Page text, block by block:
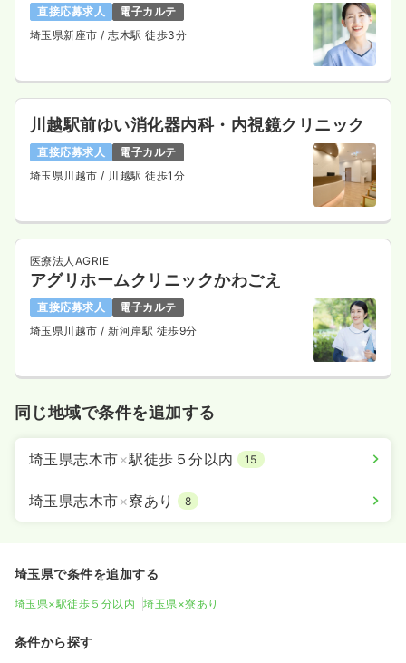
直接応募求人
電子カルテ
埼玉県新座市 / 志木駅 徒歩3分
川越駅前ゆい消化器内科・内視鏡クリニック
直接応募求人
電子カルテ
埼玉県川越市 / 川越駅 徒歩1分
医療法人AGRIE
アグリホームクリニックかわごえ
直接応募求人
電子カルテ
埼玉県川越市 / 新河岸駅 徒歩9分
同じ地域で条件を追加する
埼玉県志木市×駅徒歩５分以内 15
埼玉県志木市×寮あり 8
埼玉県で条件を追加する
埼玉県×駅徒歩５分以内 埼玉県×寮あり
条件から探す